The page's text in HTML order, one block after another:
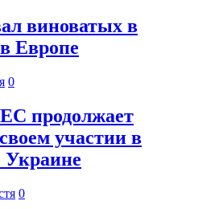
виноватых в
Европе
0
продолжает
участии в
Украине
0